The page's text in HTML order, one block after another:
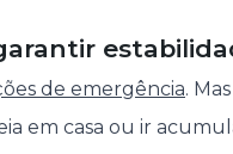
de emergência.
em casa ou ir